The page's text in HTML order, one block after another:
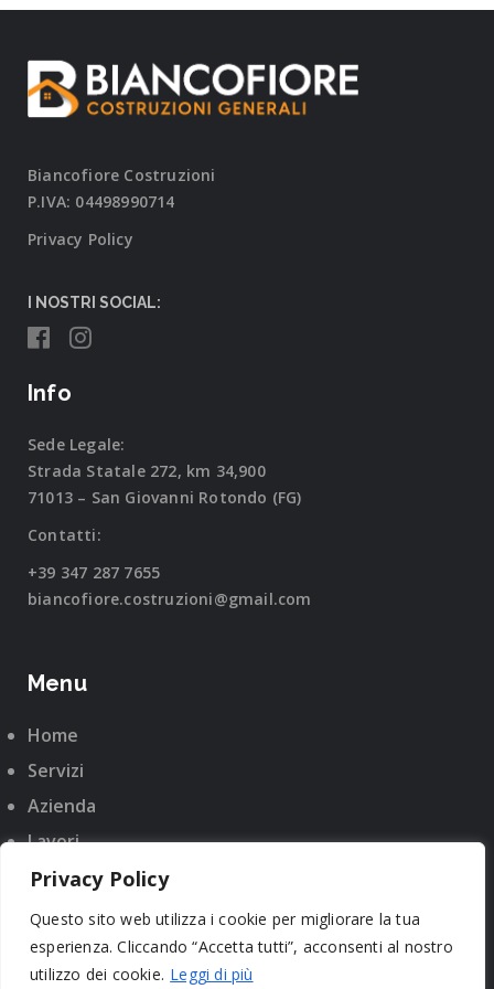
Privacy Policy
Questo sito web utilizza i cookie per migliorare la tua
esperienza. Cliccando “Accetta tutti”, acconsenti al nostro
utilizzo dei cookie. Leggi di più
Biancofiore Costruzioni
P.IVA: 04498990714
Privacy Policy
I NOSTRI SOCIAL:
Info
Sede Legale:
Strada Statale 272, km 34,900
71013 – San Giovanni Rotondo (FG)
Contatti:
+39 347 287 7655
biancofiore.costruzioni@gmail.com
Menu
Home
Servizi
Azienda
Lavori
Certificazioni
Contatti